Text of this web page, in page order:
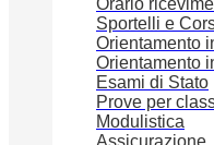
Orario
Sportelli e
Orientamento
Orientamento
Esami di Stato
Prove per
Modulistica